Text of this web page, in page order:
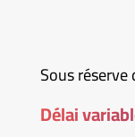
Sous
Délai